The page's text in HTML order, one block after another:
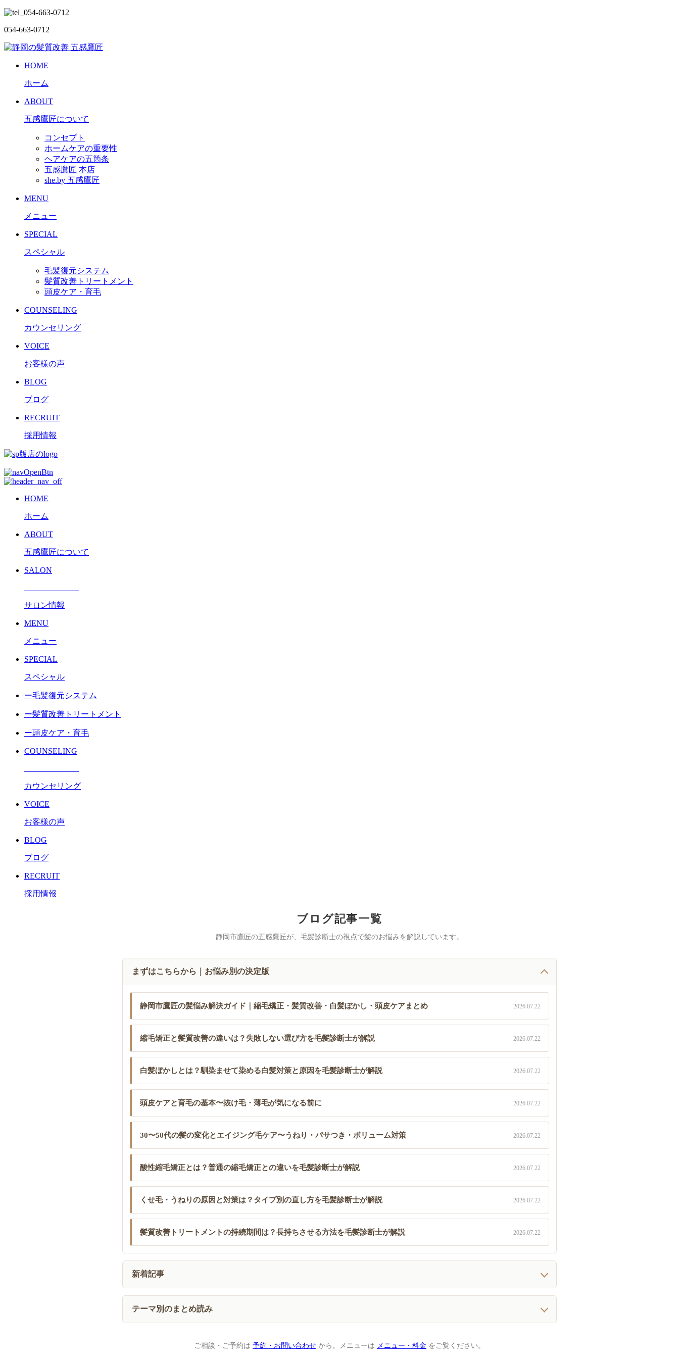
054-663-0712
HOME
ホーム
ABOUT
五感鷹匠について
コンセプト
ホームケアの重要性
ヘアケアの五箇条
五感鷹匠 本店
she.by 五感鷹匠
MENU
メニュー
SPECIAL
スペシャル
毛髪復元システム
髪質改善トリートメント
頭皮ケア・育毛
COUNSELING
カウンセリング
VOICE
お客様の声
BLOG
ブログ
RECRUIT
採用情報
HOME
ホーム
ABOUT
五感鷹匠について
SALON
サロン情報
MENU
メニュー
SPECIAL
スペシャル
ー毛髪復元システム
ー髪質改善トリートメント
ー頭皮ケア・育毛
COUNSELING
カウンセリング
VOICE
お客様の声
BLOG
ブログ
RECRUIT
採用情報
ブログ記事一覧
静岡市鷹匠の五感鷹匠が、毛髪診断士の視点で髪のお悩みを解説しています。
まずはこちらから｜お悩み別の決定版
静岡市鷹匠の髪悩み解決ガイド｜縮毛矯正・髪質改善・白髪ぼかし・頭皮ケアまとめ 2026.07.22
縮毛矯正と髪質改善の違いは？失敗しない選び方を毛髪診断士が解説 2026.07.22
白髪ぼかしとは？馴染ませて染める白髪対策と原因を毛髪診断士が解説 2026.07.22
頭皮ケアと育毛の基本〜抜け毛・薄毛が気になる前に 2026.07.22
30〜50代の髪の変化とエイジング毛ケア〜うねり・パサつき・ボリューム対策 2026.07.22
酸性縮毛矯正とは？普通の縮毛矯正との違いを毛髪診断士が解説 2026.07.22
くせ毛・うねりの原因と対策は？タイプ別の直し方を毛髪診断士が解説 2026.07.22
髪質改善トリートメントの持続期間は？長持ちさせる方法を毛髪診断士が解説 2026.07.22
新着記事
テーマ別のまとめ読み
ご相談・ご予約は 予約・お問い合わせ から。メニューは メニュー・料金 をご覧ください。